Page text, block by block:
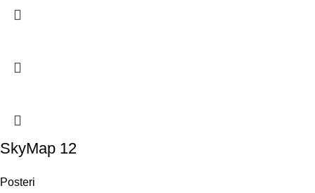
SkyMap 12
Posteri